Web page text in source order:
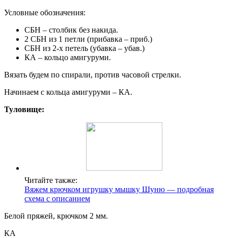
Условные обозначения:
СБН – столбик без накида.
2 СБН из 1 петли (прибавка – приб.)
СБН из 2-х петель (убавка – убав.)
КА – кольцо амигуруми.
Вязать будем по спирали, против часовой стрелки.
Начинаем с кольца амигуруми – КА.
Туловище:
Читайте также:
Вяжем крючком игрушку мышку Шуню — подробная
схема с описанием
Белой пряжей, крючком 2 мм.
КА